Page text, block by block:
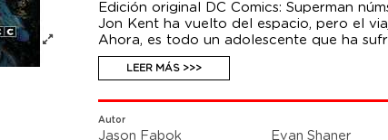
Edición original DC Comics: Superman
Jon Kent ha vuelto del espacio, pero el
Ahora, es todo un adolescente que ha
Sindicato del Crimen. A pesar de todo,
demostrando durante el conflicto en que
El guionista Brian Michael Bendis envió a
aventuras del Hombre de Acero, y en
LEER MÁS >>>
Autor
Jason Fabok Evan Shaner